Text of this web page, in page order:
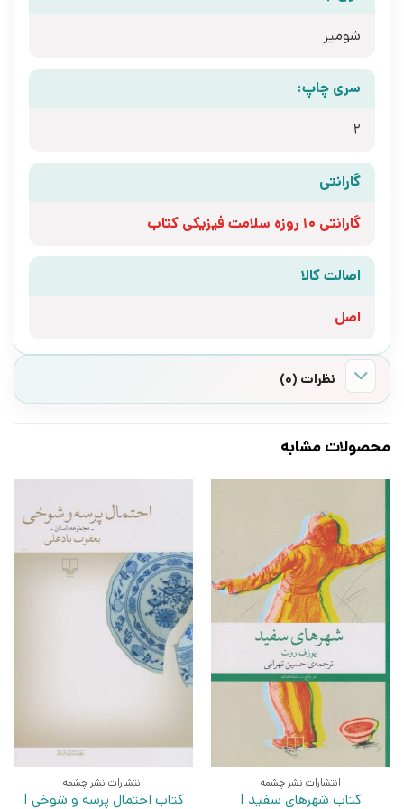
شومیز
سری چاپ:
2
گارانتی
گارانتی 10 روزه سلامت فیزیکی کتاب
اصالت کالا
اصل
نظرات (0)
محصولات مشابه
انتشارات نشر چشمه
کتاب شهرهای سفید |
انتشارات نشر چشمه
کتاب احتمال پرسه و شوخی |